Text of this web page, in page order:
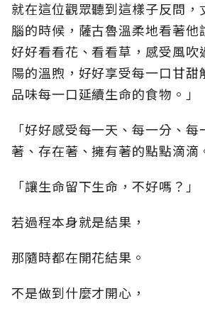
就在這位觀眾聽到這樣子反問，
腦的時候，薩古魯溫柔地看著他
好好看看花、看看草，感受風吹
陽的溫煦，好好享受每一口甘甜
品味每一口延續生命的食物。」
「好好感受每一天、每一分、
著、存在著、擁有著的點點滴滴
「讓生命留下生命，不好嗎？」
若過程本身就是結果，
那隨時都在開花結果。
不是做到什麼才開心，